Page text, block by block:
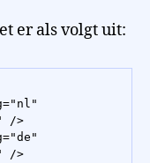
er als volgt uit:
/>
/>